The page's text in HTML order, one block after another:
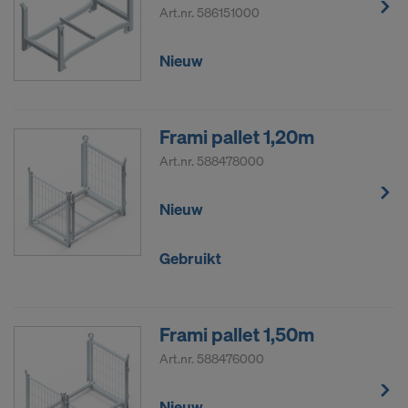
Art.nr. 586151000
Nieuw
Frami pallet 1,20m
Art.nr. 588478000
Nieuw
Gebruikt
Frami pallet 1,50m
Art.nr. 588476000
actie van de Amerikaanse autoriteiten hebt.
De persoonsgegevens die wij naar de VS
doorsturen, zijn met name IP-adressen (‘Internet
Wij werken via diverse toepassingen met de
volgende ontvangers samen:
Facebook LLC
Google LLC
MaxMind Inc.
Microsoft Corporation
Sketchfab Inc.
The Trade Desk, Inc.
Vimeo LLC
YouTube LLC